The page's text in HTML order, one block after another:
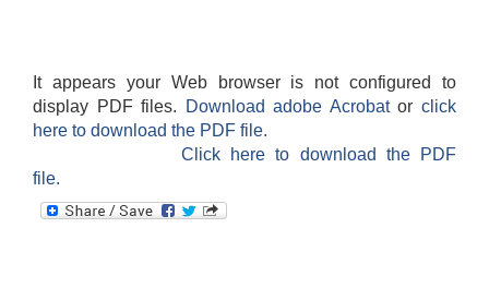
It appears your Web browser is not configured to
display PDF files.
Download adobe Acrobatorclick
here to download the PDF file.
Click here to download the PDF
file.